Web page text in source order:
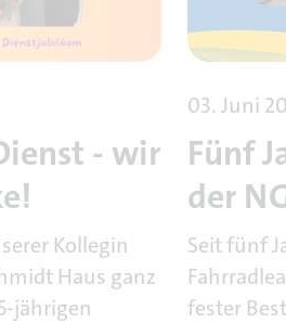
- wir
Kollegin
Haus ganz
jährigen
03. Juni
Fünf
der
Seit fünf
fester